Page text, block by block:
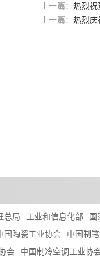
上一篇： 热烈祝
上一篇： 热烈庆
总局 工业和信息化部
国
国陶瓷工业协会
中国制
会 中国制冷空调工业协